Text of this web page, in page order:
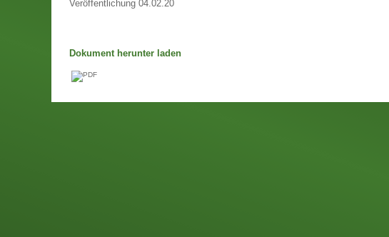
Veröffentlichung 04.02.20
Dokument herunter laden